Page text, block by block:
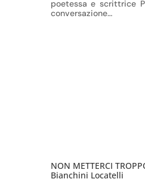
poetessa e scrittrice
conversazione…
NON METTERCI
Bianchini Locatelli